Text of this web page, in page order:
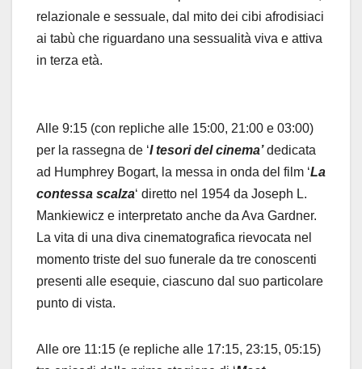
relazionale e sessuale, dal mito dei cibi afrodisiaci
ai tabù che riguardano una sessualità viva e attiva
in terza età.
Alle 9:15 (con repliche alle 15:00, 21:00 e 03:00)
per la rassegna de ‘I tesori del cinema’dedicata
ad Humphrey Bogart, la messa in onda del film ‘La
contessa scalza‘ diretto nel 1954 da Joseph L.
Mankiewicz e interpretato anche da Ava Gardner.
La vita di una diva cinematografica rievocata nel
momento triste del suo funerale da tre conoscenti
presenti alle esequie, ciascuno dal suo particolare
punto di vista.
Alle ore 11:15 (e repliche alle 17:15, 23:15, 05:15)